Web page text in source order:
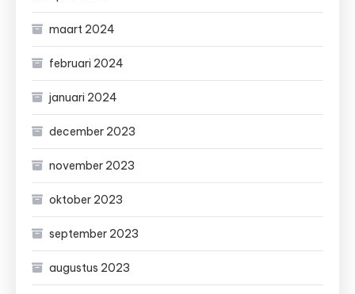
maart 2024
februari 2024
januari 2024
december 2023
november 2023
oktober 2023
september 2023
augustus 2023